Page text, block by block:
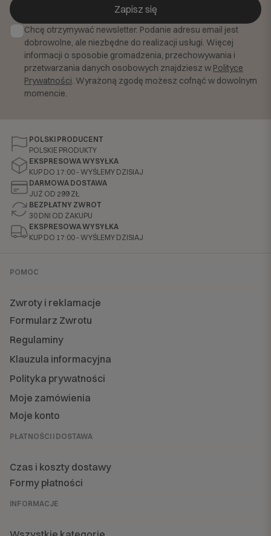
Zapisz się
Chcę otrzymywać newsletter. Podanie adresu email jest
dobrowolne, ale niezbędne do realizacji usługi. Więcej
informacji o sposobie gromadzenia, przechowywania i
przetwarzania danych osobowych znajdziesz w Polityce
Prywatności. Wyrażoną zgodę możesz cofnąć w dowolnym
momencie.
POLSKI PRODUCENT
POLSKIE PRODUKTY
EKSPRESOWA WYSYŁKA
KUP DO 17:00 - WYŚLEMY DZISIAJ
DARMOWA DOSTAWA
JUŻ OD 299 ZŁ
BEZPŁATNY ZWROT
30 DNI OD ZAKUPU
EKSPRESOWA WYSYŁKA
KUP DO 17:00 - WYŚLEMY DZISIAJ
POMOC
Zwroty i reklamacje
Formularz Zwrotu
Regulaminy
Klauzula informacyjna
Polityka prywatności
Moje zamówienia
Moje konto
PŁATNOŚCI I DOSTAWA
Czas i koszty dostawy
Formy płatności
INFORMACJE